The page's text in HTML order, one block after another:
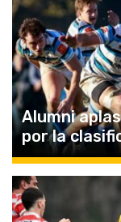
Alumni
por la